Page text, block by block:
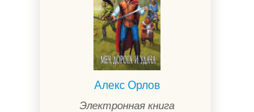
Алекс Орлов
Электронная книга